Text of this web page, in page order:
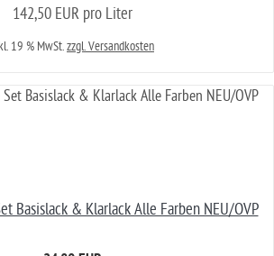
142,50 EUR pro Liter
19 % MwSt.zzgl. Versandkosten
Basislack & Klarlack Alle Farben NEU/OVP